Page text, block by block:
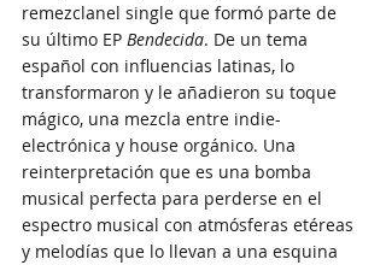
remezclanel single que formó parte de
su último EP Bendecida. De un tema
español con influencias latinas, lo
transformaron y le añadieron su toque
mágico, una mezcla entre indie-
electrónica y house orgánico. Una
reinterpretación que es una bomba
musical perfecta para perderse en el
espectro musical con atmósferas etéreas
y melodías que lo llevan a una esquina